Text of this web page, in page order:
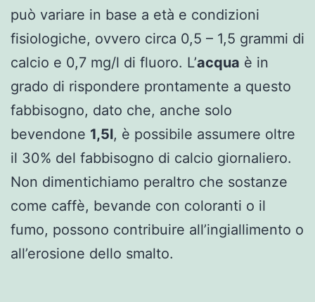
può variare in base a età e condizioni
fisiologiche, ovvero circa 0,5 – 1,5 grammi di
calcio e 0,7 mg/l di fluoro. L’acqua è in
grado di rispondere prontamente a questo
fabbisogno, dato che, anche solo
bevendone 1,5l, è possibile assumere oltre
il 30% del fabbisogno di calcio giornaliero.
Non dimentichiamo peraltro che sostanze
come caffè, bevande con coloranti o il
fumo, possono contribuire all’ingiallimento o
all’erosione dello smalto.